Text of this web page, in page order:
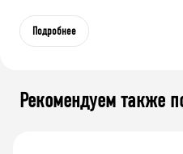
Подробнее
Рекомендуем также